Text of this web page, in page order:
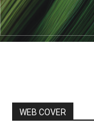
WEB COVER